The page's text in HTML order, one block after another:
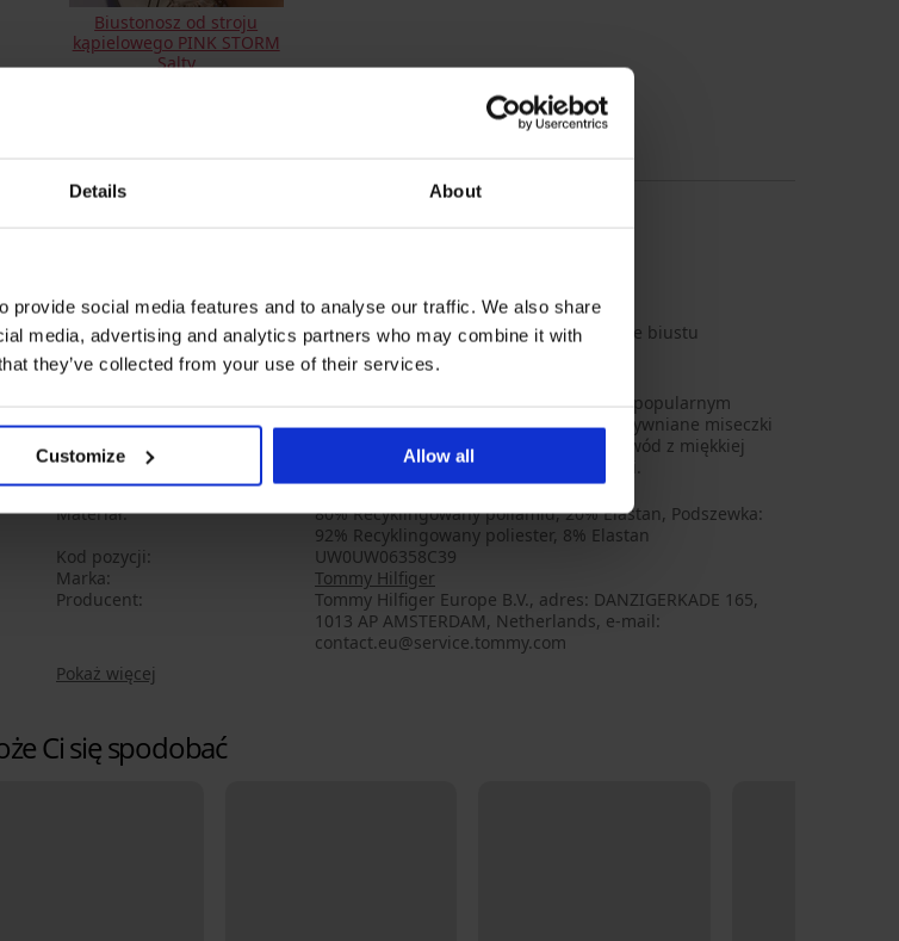
Details About
provide social media features and to analyse our traffic. We also share
media, advertising and analytics partners who may combine it with
they’ve collected from your use of their services.
Customize Allow all
Biustonosz od stroju
kąpielowego PINK STORM
Salty
Odpowiednie także dla małego biustu
Wyjmowane wkładki – subtelne podtrzymanie i delikatne modelowanie biustu
Tylne zapięcie na metalową klamrę
Biustonosz od stroju kąpielowego renomowanej marki Tommy Hilfiger o popularnym
trójkątnym kroju wymodeluje pełny dekolt także z małych piersi. Nieusztywniane miseczki
mają wyjmowane wkładki, którymi możesz wymodelować swój biust. Obwód z miękkiej
szerokiej gumy zdobi z przodu logo marki. Ramiączka są wiązane na szyi.
Materiał
80% Recyklingowany poliamid, 20% Elastan, Podszewka:
92% Recyklingowany poliester, 8% Elastan
Kod pozycji
UW0UW06358C39
Marka
Tommy Hilfiger
Producent
Tommy Hilfiger Europe B.V., adres: DANZIGERKADE 165,
1013 AP AMSTERDAM, Netherlands, e-mail:
contact.eu@service.tommy.com
Pokaż więcej
Ci się spodobać